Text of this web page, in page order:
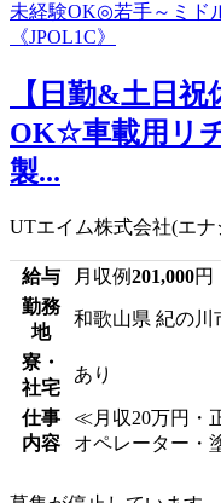
【日勤&土日
OK☆車載用リ
製...
UTエイム株式会社(エ
給与 月収例201,000円
勤務
地
和歌山県 紀の川
寮・
社宅
あり
仕事
内容
≪月収20万円・
オペレーター・